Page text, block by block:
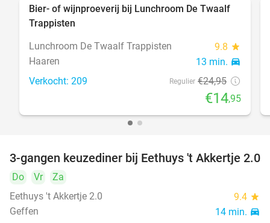
40%
Bier- of wijnproeverij bij Lunchroom De Twaalf
Trappisten
Lunchroom De Twaalf Trappisten
9.8 star
Haaren 13 min. directions_car
Verkocht: 209 Regulier €24,95
€14,95
44%
3-gangen keuzediner bij Eethuys 't Akkertje 2.0
Do Vr
Za
Eethuys 't Akkertje 2.0
9.4 star
Geffen 14 min. directions_car